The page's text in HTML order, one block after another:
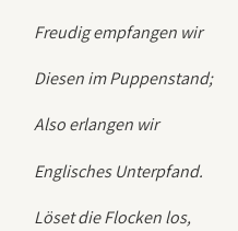
Freudig empfangen wir
Diesen im Puppenstand;
Also erlangen wir
Englisches Unterpfand.
Löset die Flocken los,